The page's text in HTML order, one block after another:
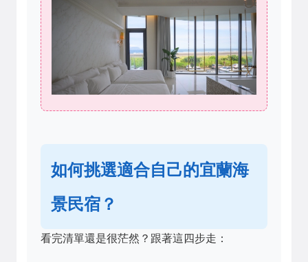
如何挑選適合自己的宜蘭海
景民宿？
看完清單還是很茫然？跟著這四步走：